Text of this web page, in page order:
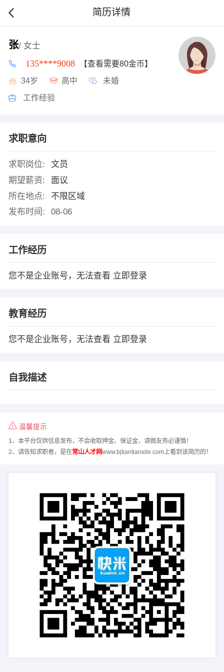
简历详情
张/ 女士
135****9008 【查看需要80金币】
34岁 高中 未婚
工作经验
求职意向
求职岗位:
文员
期望薪资:
面议
所在地点:
不限区域
发布时间:
08-06
工作经历
您不是企业账号，无法查看 立即登录
教育经历
您不是企业账号，无法查看 立即登录
自我描述
温馨提示
1、本平台仅供信息发布，不会收取押金、保证金，请微友务必谨慎！
2、请告知求职者，是在常山人才网www.bjtiantianxile.com上看到该简历的！